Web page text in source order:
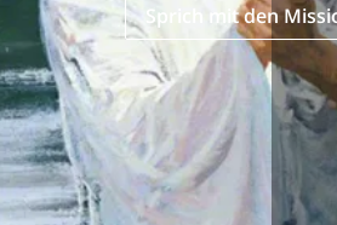
Sprich mit den